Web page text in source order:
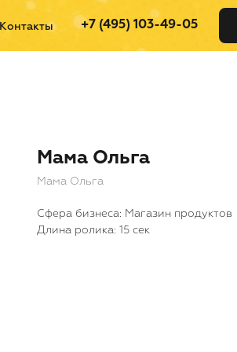
Контакты +7 (495) 103-49-05
Мама Ольга
Мама Ольга
Cфера бизнеса: Магазин продуктов
Длина ролика: 15 сек